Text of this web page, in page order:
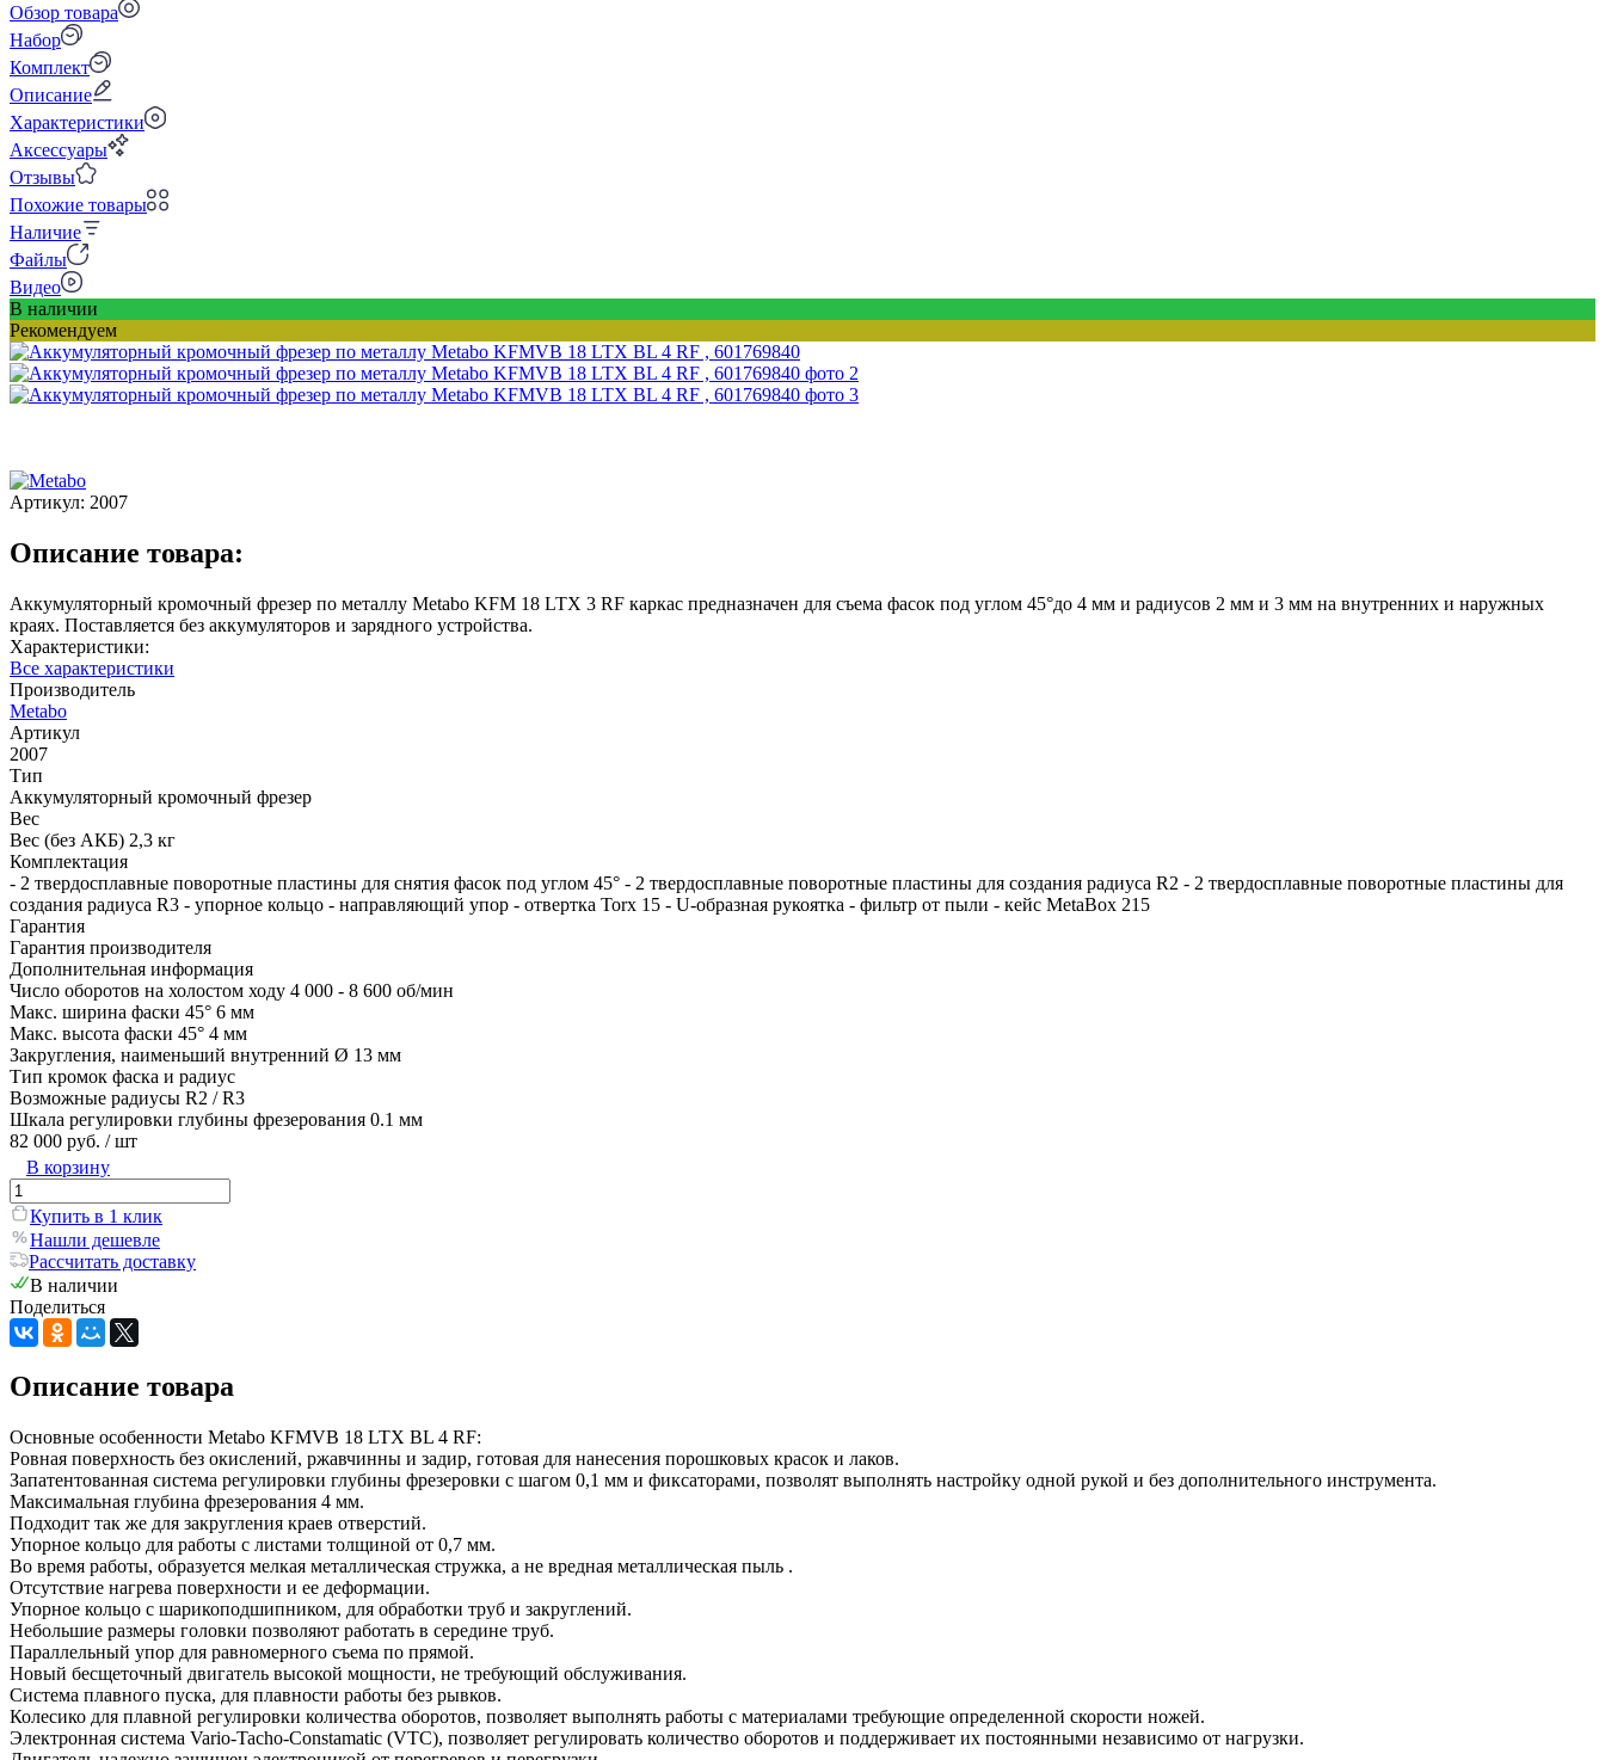
Обзор товара
Набор
Комплект
Описание
Характеристики
Аксессуары
Отзывы
Похожие товары
Наличие
Файлы
Видео
В наличии
Рекомендуем
Артикул: 2007
Описание товара:
Аккумуляторный кромочный фрезер по металлу Metabo KFM 18 LTX 3 RF каркас предназначен для съема фасок под углом 45°до 4 мм и радиусов 2 мм и 3 мм на внутренних и наружных
краях. Поставляется без аккумуляторов и зарядного устройства.
Характеристики:
Все характеристики
Производитель
Metabo
Артикул
2007
Тип
Аккумуляторный кромочный фрезер
Вес
Вес (без АКБ) 2,3 кг
Комплектация
- 2 твердосплавные поворотные пластины для снятия фасок под углом 45° - 2 твердосплавные поворотные пластины для создания радиуса R2 - 2 твердосплавные поворотные пластины для
создания радиуса R3 - упорное кольцо - направляющий упор - отвертка Torx 15 - U-образная рукоятка - фильтр от пыли - кейс MetaBox 215
Гарантия
Гарантия производителя
Дополнительная информация
Число оборотов на холостом ходу 4 000 - 8 600 об/мин
Макс. ширина фаски 45° 6 мм
Макс. высота фаски 45° 4 мм
Закругления, наименьший внутренний Ø 13 мм
Тип кромок фаска и радиус
Возможные радиусы R2 / R3
Шкала регулировки глубины фрезерования 0.1 мм
82 000 руб. / шт
В корзину
Купить в 1 клик
Нашли дешевле
Рассчитать доставку
В наличии
Поделиться
Описание товара
Основные особенности Metabo KFMVB 18 LTX BL 4 RF:
Ровная поверхность без окислений, ржавчинны и задир, готовая для нанесения порошковых красок и лаков.
Запатентованная система регулировки глубины фрезеровки с шагом 0,1 мм и фиксаторами, позволят выполнять настройку одной рукой и без дополнительного инструмента.
Максимальная глубина фрезерования 4 мм.
Подходит так же для закругления краев отверстий.
Упорное кольцо для работы с листами толщиной от 0,7 мм.
Во время работы, образуется мелкая металлическая стружка, а не вредная металлическая пыль .
Отсутствие нагрева поверхности и ее деформации.
Упорное кольцо с шарикоподшипником, для обработки труб и закруглений.
Небольшие размеры головки позволяют работать в середине труб.
Параллельный упор для равномерного съема по прямой.
Новый бесщеточный двигатель высокой мощности, не требующий обслуживания.
Система плавного пуска, для плавности работы без рывков.
Колесико для плавной регулировки количества оборотов, позволяет выполнять работы с материалами требующие определенной скорости ножей.
Электронная система Vario-Tacho-Constamatic (VTC), позволяет регулировать количество оборотов и поддерживает их постоянными независимо от нагрузки.